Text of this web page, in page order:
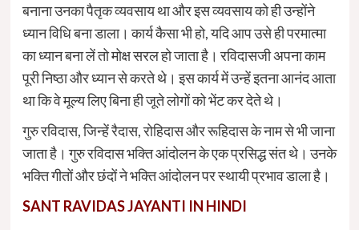
बनाना उनका पैतृक व्यवसाय था और इस व्यवसाय को ही उन्होंने
ध्यान विधि बना डाला। कार्य कैसा भी हो, यदि आप उसे ही परमात्मा
का ध्यान बना लें तो मोक्ष सरल हो जाता है। रविदासजी अपना काम
पूरी निष्ठा और ध्यान से करते थे। इस कार्य में उन्हें इतना आनंद आता
था कि वे मूल्य लिए बिना ही जूते लोगों को भेंट कर देते थे।
गुरु रविदास, जिन्हें रैदास, रोहिदास और रूहिदास के नाम से भी जाना
जाता है। गुरु रविदास भक्ति आंदोलन के एक प्रसिद्ध संत थे। उनके
भक्ति गीतों और छंदों ने भक्ति आंदोलन पर स्थायी प्रभाव डाला है।
SANT RAVIDAS JAYANTI IN HINDI